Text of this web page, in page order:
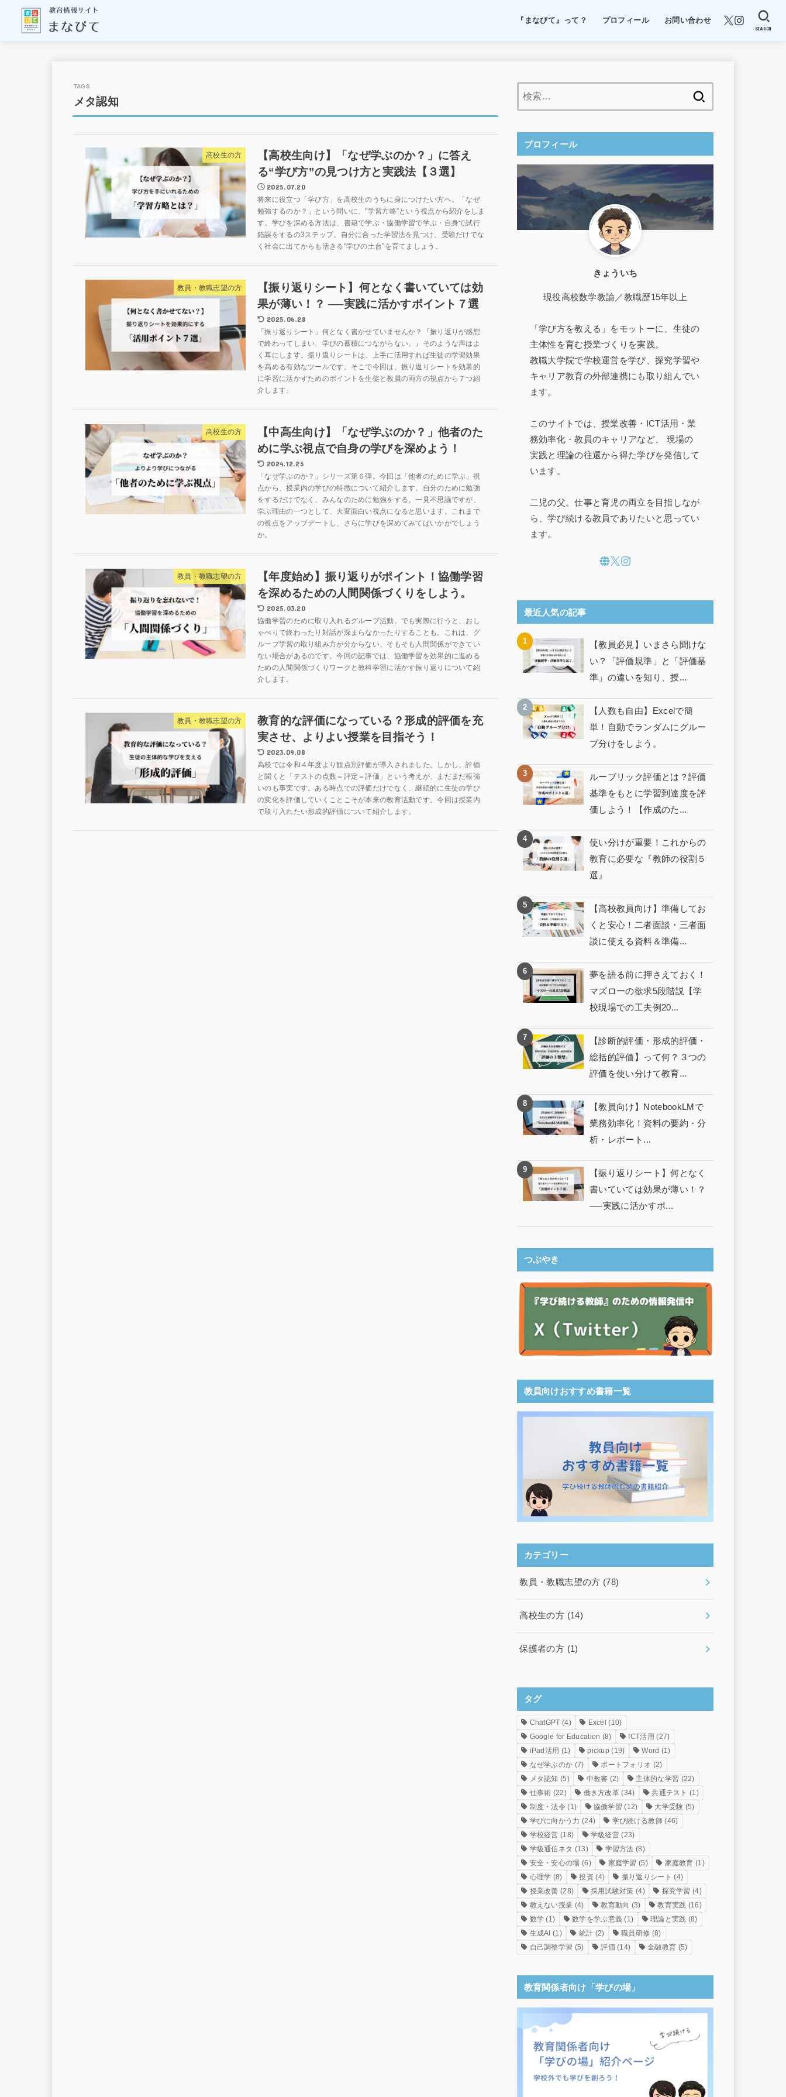
『まなびて』って？ プロフィール お問い合わせ
SEARCH
メタ認知
高校生の方
【高校生向け】「なぜ学ぶのか？」に答え
る“学び方”の見つけ方と実践法【３選】
2025.07.20
将来に役立つ「学び方」を高校生のうちに身につけたい方へ。「なぜ
勉強するのか？」という問いに、"学習方略”という視点から紹介をしま
す。学びを深める方法は、書籍で学ぶ・協働学習で学ぶ・自身で試行
錯誤をするの3ステップ。自分に合った学習法を見つけ、受験だけでな
く社会に出てからも活きる"学びの土台”を育てましょう。
教員・教職志望の方
【振り返りシート】何となく書いていては効
果が薄い！？ ──実践に活かすポイント７選
2025.06.28
「振り返りシート」何となく書かせていませんか？『振り返りが感想
で終わってしまい、学びの蓄積につながらない。』そのような声はよ
く耳にします。振り返りシートは、上手に活用すれば生徒の学習効果
を高める有効なツールです。そこで今回は、振り返りシートを効果的
に学習に活かすためのポイントを生徒と教員の両方の視点から７つ紹
介します。
高校生の方
【中高生向け】「なぜ学ぶのか？」他者のた
めに学ぶ視点で自身の学びを深めよう！
2024.12.25
「なぜ学ぶのか？」シリーズ第６弾。今回は「他者のために学ぶ」視
点から、授業内の学びの特徴について紹介します。自分のために勉強
をするだけでなく、みんなのために勉強をする。一見不思議ですが、
学ぶ理由の一つとして、大変面白い視点になると思います。これまで
の視点をアップデートし、さらに学びを深めてみてはいかがでしょう
か。
教員・教職志望の方
【年度始め】振り返りがポイント！協働学習
を深めるための人間関係づくりをしよう。
2025.03.20
協働学習のために取り入れるグループ活動。でも実際に行うと、おし
ゃべりで終わったり対話が深まらなかったりすることも。これは、グ
ループ学習の取り組み方が分からない、そもそも人間関係ができてい
ない場合があるのです。今回の記事では、協働学習を効果的に進める
ための人間関係づくりワークと教科学習に活かす振り返りについて紹
介します。
教員・教職志望の方
教育的な評価になっている？形成的評価を充
実させ、よりよい授業を目指そう！
2023.09.08
高校では令和４年度より観点別評価が導入されました。しかし、評価
と聞くと「テストの点数＝評定＝評価」という考えが、まだまだ根強
いのも事実です。ある時点での評価だけでなく、継続的に生徒の学び
の変化を評価していくことこそが本来の教育活動です。今回は授業内
で取り入れたい形成的評価について紹介します。
プロフィール
きょういち
現役高校数学教諭／教職歴15年以上
「学び方を教える」をモットーに、生徒の
主体性を育む授業づくりを実践。
教職大学院で学校運営を学び、探究学習や
キャリア教育の外部連携にも取り組んでい
ます。
このサイトでは、授業改善・ICT活用・業
務効率化・教員のキャリアなど、 現場の
実践と理論の往還から得た学びを発信して
います。
二児の父。仕事と育児の両立を目指しなが
ら、学び続ける教員でありたいと思ってい
ます。
最近人気の記事
【教員必見】いまさら聞けな
い？「評価規準」と「評価基
準」の違いを知り、授...
【人数も自由】Excelで簡
単！自動でランダムにグルー
プ分けをしよう。
ルーブリック評価とは？評価
基準をもとに学習到達度を評
価しよう！【作成のた...
使い分けが重要！これからの
教育に必要な『教師の役割５
選』
【高校教員向け】準備してお
くと安心！二者面談・三者面
談に使える資料＆準備...
夢を語る前に押さえておく！
マズローの欲求5段階説【学
校現場での工夫例20...
【診断的評価・形成的評価・
総括的評価】って何？３つの
評価を使い分けて教育...
【教員向け】NotebookLMで
業務効率化！資料の要約・分
析・レポート...
【振り返りシート】何となく
書いていては効果が薄い！？
──実践に活かすポ...
つぶやき
教員向けおすすめ書籍一覧
カテゴリー
教員・教職志望の方 (78)
高校生の方 (14)
保護者の方 (1)
タグ
ChatGPT (4) Excel (10)
Google for Education (8) ICT活用 (27)
iPad活用 (1) pickup (19) Word (1)
なぜ学ぶのか (7) ポートフォリオ (2)
メタ認知 (5) 中教審 (2) 主体的な学習 (22)
仕事術 (22) 働き方改革 (34) 共通テスト (1)
制度・法令 (1) 協働学習 (12) 大学受験 (5)
学びに向かう力 (24) 学び続ける教師(46)
学校経営 (18) 学級経営 (23)
学級通信ネタ (13) 学習方法 (8)
安全・安心の場 (6) 家庭学習 (5) 家庭教育 (1)
心理学 (8) 投資 (4) 振り返りシート (4)
授業改善 (28) 採用試験対策 (4) 探究学習 (4)
教えない授業 (4) 教育動向 (3) 教育実践 (16)
数学 (1) 数学を学ぶ意義 (1) 理論と実践 (8)
生成AI (1) 統計 (2) 職員研修 (8)
自己調整学習 (5) 評価 (14) 金融教育 (5)
教育関係者向け「学びの場」